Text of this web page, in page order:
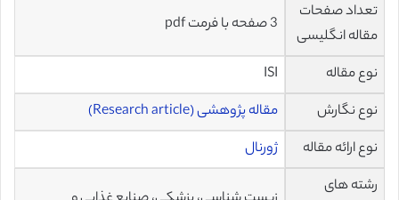
تعداد صفحات
مقاله انگلیسی
3 صفحه با فرمت pdf
نوع مقاله
ISI
نوع نگارش
مقاله پژوهشی (Research article)
نوع ارائه مقاله
ژورنال
رشته های